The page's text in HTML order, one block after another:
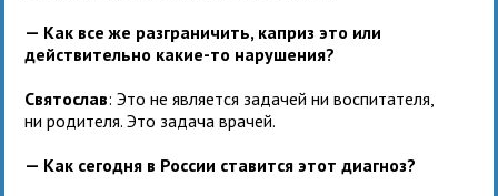
— Как все же разграничить, каприз это или
действительно какие-то нарушения?
Святослав: Это не является задачей ни воспитателя,
ни родителя. Это задача врачей.
— Как сегодня в России ставится этот диагноз?